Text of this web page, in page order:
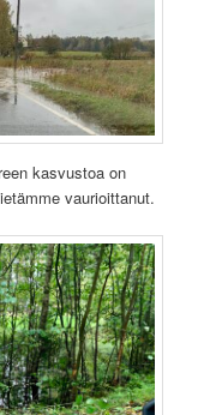
kasvustoa on
vaurioittanut.